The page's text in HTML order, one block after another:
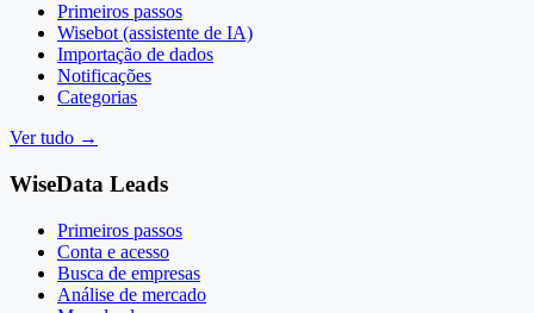
Primeiros passos
Wisebot (assistente de IA)
Importação de dados
Notificações
Categorias
Ver tudo →
WiseData Leads
Primeiros passos
Conta e acesso
Busca de empresas
Análise de mercado